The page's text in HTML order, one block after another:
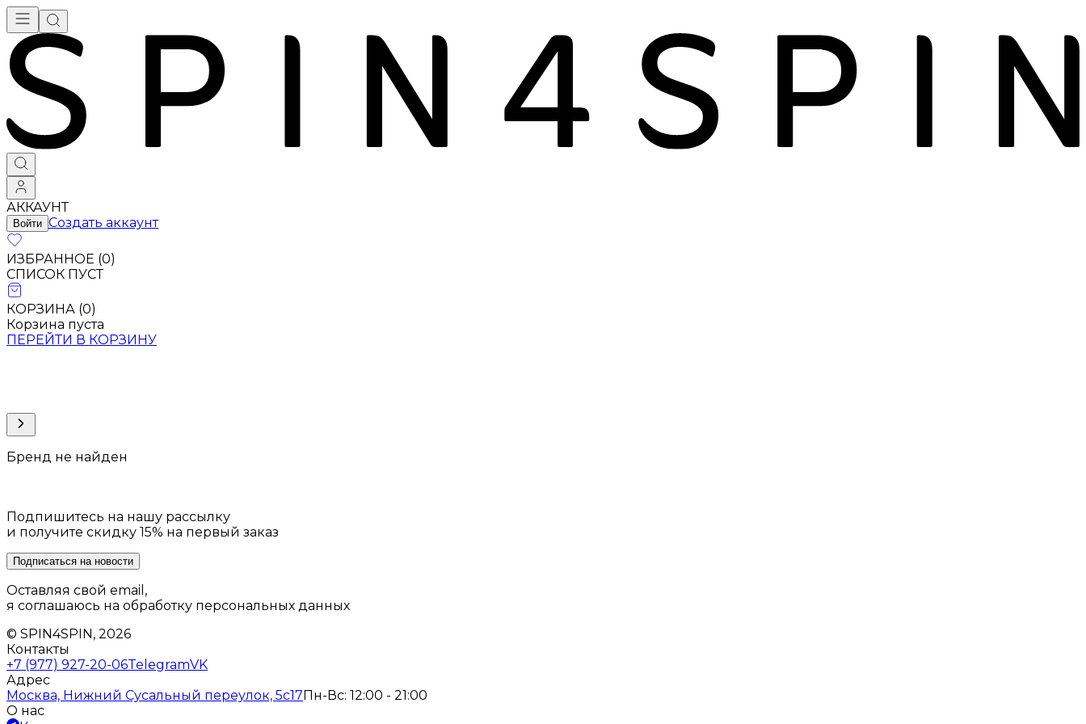
АККАУНТ
Войти Создать аккаунт
ИЗБРАННОЕ (0)
СПИСОК ПУСТ
КОРЗИНА (0)
Корзина пуста
ПЕРЕЙТИ В КОРЗИНУ
Бренд не найден
Подпишитесь на нашу рассылку
и получите скидку 15% на первый заказ
Подписаться на новости
Оставляя свой email,
я соглашаюсь на обработку персональных данных
© SPIN4SPIN, 2026
Контакты
+7 (977) 927-20-06TelegramVK
Адрес
Москва, Нижний Сусальный переулок, 5с17 Пн-Вс: 12:00 - 21:00
О нас
Брендовая одежда - купить в Москве